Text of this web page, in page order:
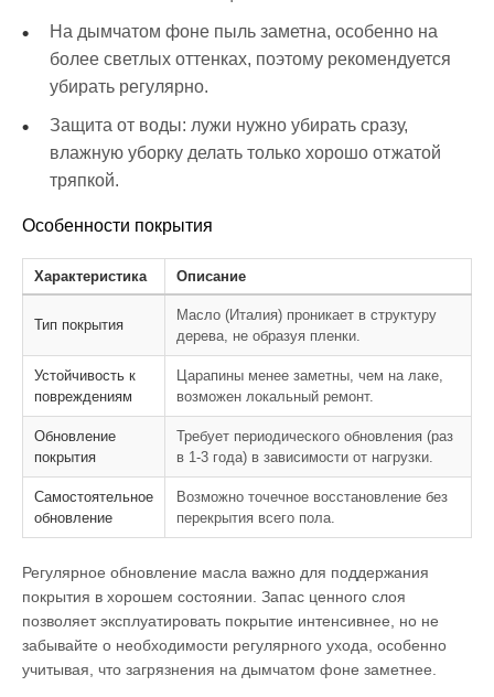
На дымчатом фоне пыль заметна, особенно на
более светлых оттенках, поэтому рекомендуется
убирать регулярно.
Защита от воды: лужи нужно убирать сразу,
влажную уборку делать только хорошо отжатой
тряпкой.
Особенности покрытия
Характеристика Описание
Тип покрытия
Масло (Италия) проникает в структуру
дерева, не образуя пленки.
Устойчивость к
повреждениям
Царапины менее заметны, чем на лаке,
возможен локальный ремонт.
Обновление
покрытия
Требует периодического обновления (раз
в 1-3 года) в зависимости от нагрузки.
Самостоятельное
обновление
Возможно точечное восстановление без
перекрытия всего пола.
Регулярное обновление масла важно для поддержания
покрытия в хорошем состоянии. Запас ценного слоя
позволяет эксплуатировать покрытие интенсивнее, но не
забывайте о необходимости регулярного ухода, особенно
учитывая, что загрязнения на дымчатом фоне заметнее.